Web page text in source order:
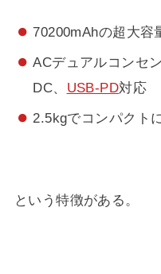
70200mAhの超大容
ACデュアルコンセ
DC、 USB-PD対応
2.5kgでコンパクト
という特徴がある。